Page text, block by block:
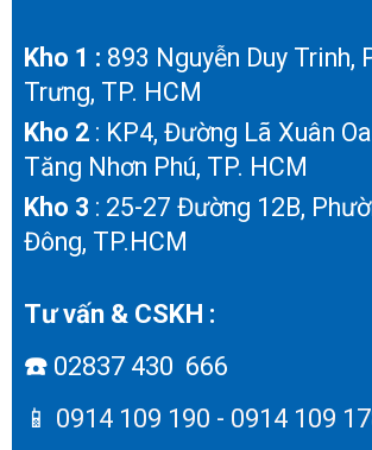
Kho 1 : 893 Nguyễn Duy Trinh,
Trưng, TP. HCM
Kho 2: KP4, Đường Lã Xuân
Tăng Nhơn Phú, TP. HCM
Kho 3 : 25-27 Đường 12B,
Đông, TP.HCM
Tư vấn & CSKH :
☎️ 02837 430 666
📱 0914 109 190 - 0914 109